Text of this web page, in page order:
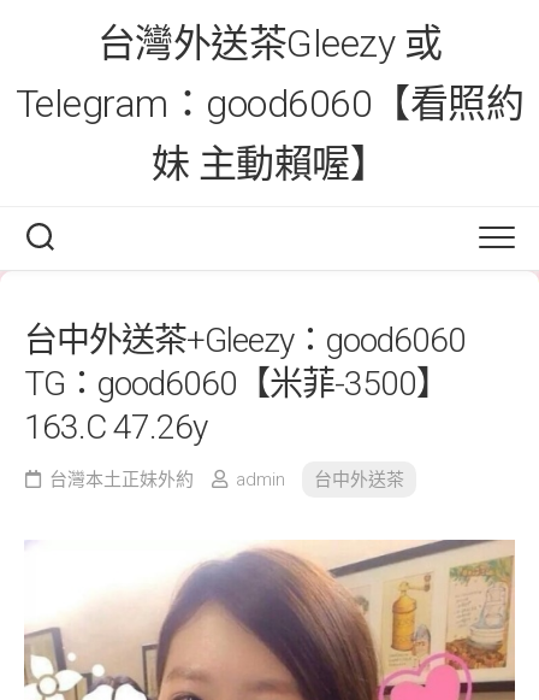
台灣外送茶Gleezy 或
Telegram：good6060【看照約
妹 主動賴喔】
台中外送茶+Gleezy：good6060
TG：good6060【米菲-3500】
163.C 47.26y
台灣本土正妹外約 admin 台中外送茶